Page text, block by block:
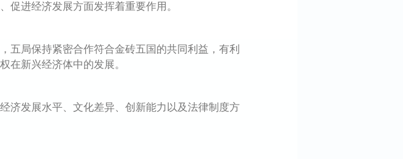
进经济发展方面发挥着重要作用。
局保持紧密合作符合金砖五国的共同利益，有利
在新兴经济体中的发展。
发展水平、文化差异、创新能力以及法律制度方